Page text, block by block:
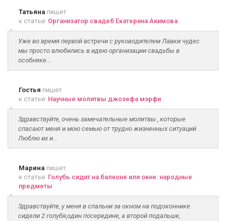
Татьяна пишет
к статье: Организатор свадеб Екатерина Акимова
Уже во время первой встречи с руководителем Лавки чудес
мы просто влюбились в идею организации свадьбы в
особняке...
Гостья пишет
к статье: Научные молитвы джозефа мэрфи
Здравствуйте, очень замечательные молитвы , которые
спасают меня и мою семью от трудно жизненных ситуаций .
Люблю их и...
Марина пишет
к статье: Голубь сидит на балконе или окне: народные
предметы
Здравствуйте, у меня в спальни за окном на подоконнике
сидели 2 голубя,один посередине, а второй подальше,